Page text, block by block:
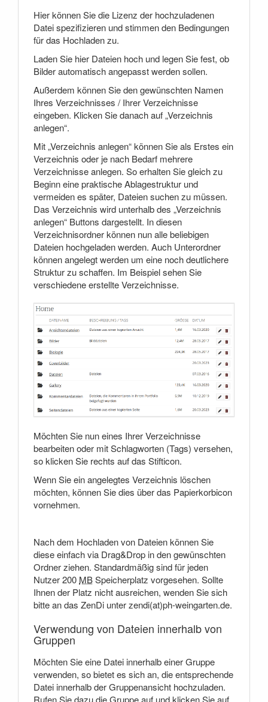
Hier können Sie die Lizenz der hochzuladenen
Datei spezifizieren und stimmen den Bedingungen
für das Hochladen zu.
Laden Sie hier Dateien hoch und legen Sie fest, ob
Bilder automatisch angepasst werden sollen.
Außerdem können Sie den gewünschten Namen
Ihres Verzeichnisses / Ihrer Verzeichnisse
eingeben. Klicken Sie danach auf „Verzeichnis
anlegen“.
Mit „Verzeichnis anlegen“ können Sie als Erstes ein
Verzeichnis oder je nach Bedarf mehrere
Verzeichnisse anlegen. So erhalten Sie gleich zu
Beginn eine praktische Ablagestruktur und
vermeiden es später, Dateien suchen zu müssen.
Das Verzeichnis wird unterhalb des „Verzeichnis
anlegen“ Buttons dargestellt. In diesen
Verzeichnisordner können nun alle beliebigen
Dateien hochgeladen werden. Auch Unterordner
können angelegt werden um eine noch deutlichere
Struktur zu schaffen. Im Beispiel sehen Sie
verschiedene erstellte Verzeichnisse.
Möchten Sie nun eines Ihrer Verzeichnisse
bearbeiten oder mit Schlagworten (Tags) versehen,
so klicken Sie rechts auf das Stifticon.
Wenn Sie ein angelegtes Verzeichnis löschen
möchten, können Sie dies über das Papierkorbicon
vornehmen.
Nach dem Hochladen von Dateien können Sie
diese einfach via Drag&Drop in den gewünschten
Ordner ziehen. Standardmäßig sind für jeden
Nutzer 200 MBSpeicherplatz vorgesehen. Sollte
Ihnen der Platz nicht ausreichen, wenden Sie sich
bitte an das ZenDi unter zendi(at)ph-weingarten.de.
Verwendung von Dateien innerhalb von
Gruppen
Möchten Sie eine Datei innerhalb einer Gruppe
verwenden, so bietet es sich an, die entsprechende
Datei innerhalb der Gruppenansicht hochzuladen.
Rufen Sie dazu die Gruppe auf und klicken Sie auf